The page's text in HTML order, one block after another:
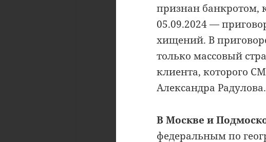
признан
05.09.2024 —
хищений. В
только массовый
клиента, которого
Александра Радулова.
В Москве и
федеральным по